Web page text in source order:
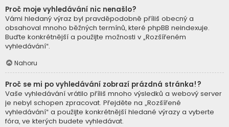
Proč moje vyhledávání nic nenašlo?
Vámi hledaný výraz byl pravděpodobně příliš obecný a
obsahoval mnoho běžných termínů, které phpBB neindexuje.
Buďte konkrétnější a použijte možnosti v „Rozšířeném
vyhledávání“.
Nahoru
Proč se mi po vyhledávání zobrazí prázdná stránka!?
Vaše vyhledávání vrátilo příliš mnoho výsledků a webový server
je nebyl schopen zpracovat. Přejděte na „Rozšířené
vyhledávání“ a použijte konkrétnější hledané výrazy a vyberte
fóra, ve kterých budete vyhledávat.